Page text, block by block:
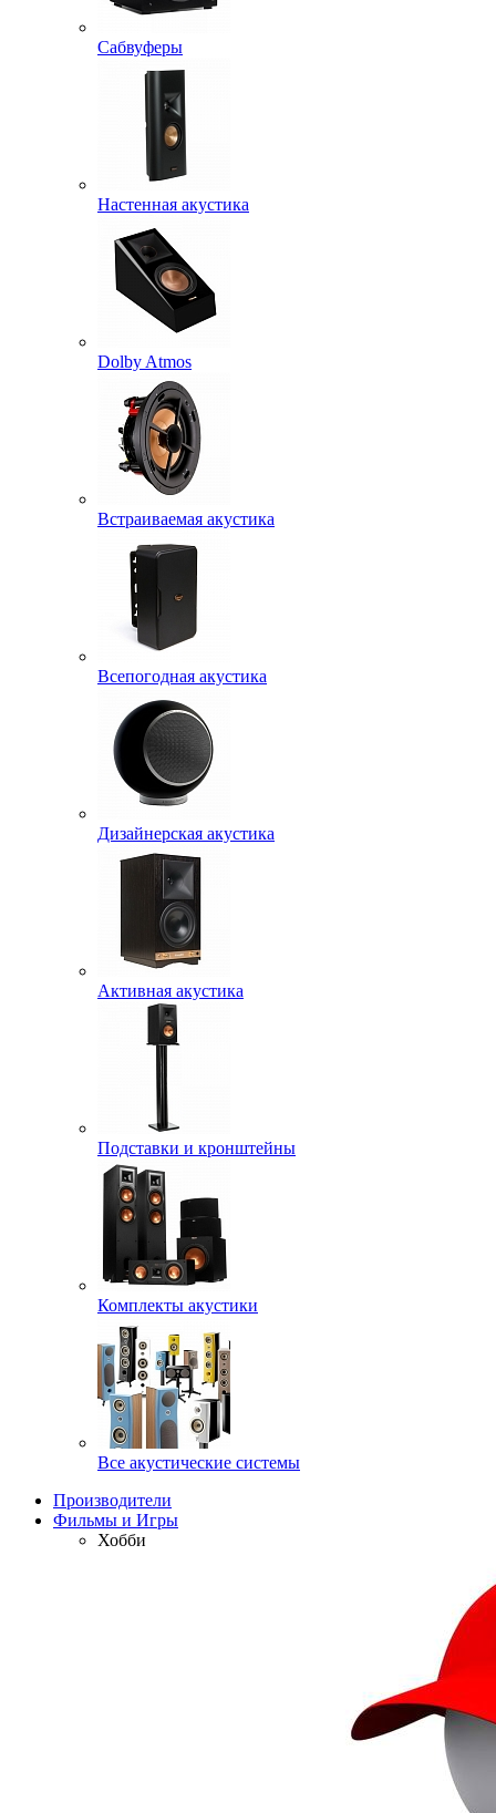
Сабвуферы
Настенная акустика
Dolby Atmos
Встраиваемая акустика
Всепогодная акустика
Дизайнерская акустика
Активная акустика
Подставки и кронштейны
Комплекты акустики
Все акустические системы
Производители
Фильмы и Игры
Хобби